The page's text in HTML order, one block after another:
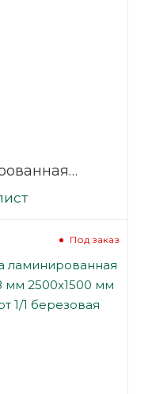
2500х1250
1/1
Под заказ